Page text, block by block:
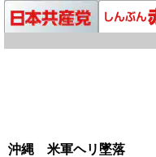
沖縄 米軍ヘリ墜落